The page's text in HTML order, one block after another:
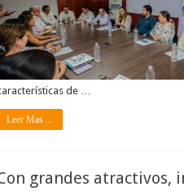
de …
Leer Mas ...
grandes atractivos,